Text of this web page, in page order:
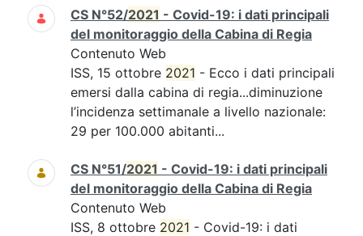
CS N°52/2021 - Covid-19: i dati principali
del monitoraggio della Cabina di Regia
Contenuto Web
ISS, 15 ottobre 2021 - Ecco i dati principali
emersi dalla cabina di regia...diminuzione
l’incidenza settimanale a livello nazionale:
29 per 100.000 abitanti...
CS N°51/2021 - Covid-19: i dati principali
del monitoraggio della Cabina di Regia
Contenuto Web
ISS, 8 ottobre 2021 - Covid-19: i dati